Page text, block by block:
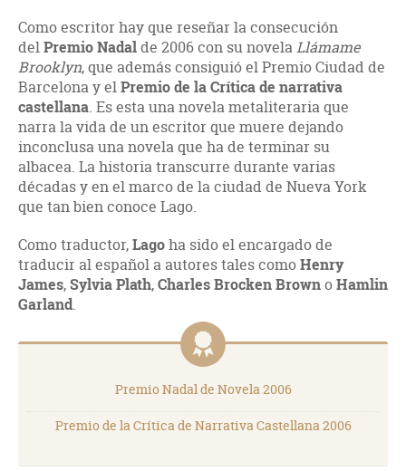
Como escritor hay que reseñar la consecución
delPremio Nadalde 2006 con su novelaLlámame
Brooklyn, que además consiguió el Premio Ciudad de
Barcelona y elPremio de la Crítica de narrativa
castellana. Es esta una novela metaliteraria que
narra la vida de un escritor que muere dejando
inconclusa una novela que ha de terminar su
albacea. La historia transcurre durante varias
décadas y en el marco de la ciudad de Nueva York
que tan bien conoce Lago.
Como traductor,Lagoha sido el encargado de
traducir al español a autores tales comoHenry
James,Sylvia Plath,Charles Brocken BrownoHamlin
Garland.
Premio Nadal de Novela 2006
Premio de la Crítica de Narrativa Castellana 2006